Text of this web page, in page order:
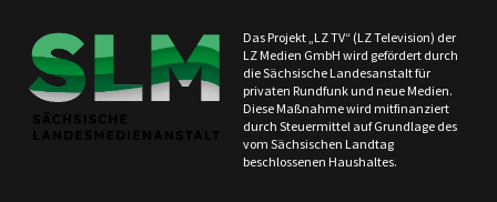
Das Projekt „LZ TV“ (LZ Television) der
LZ Medien GmbH wird gefördert durch
die Sächsische Landesanstalt für
privaten Rundfunk und neue Medien.
Diese Maßnahme wird mitfinanziert
durch Steuermittel auf Grundlage des
vom Sächsischen Landtag
beschlossenen Haushaltes.